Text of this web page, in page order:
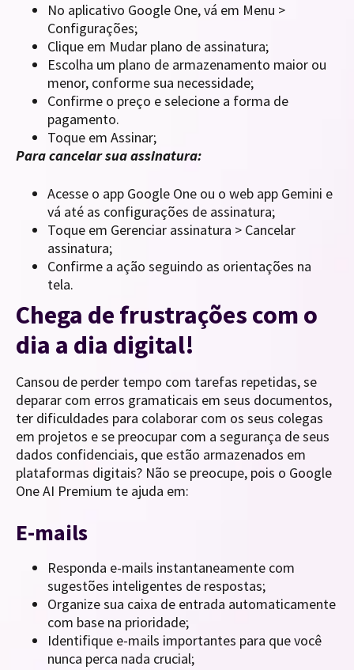
No aplicativo Google One, vá em Menu >
Configurações;
Clique em Mudar plano de assinatura;
Escolha um plano de armazenamento maior ou
menor, conforme sua necessidade;
Confirme o preço e selecione a forma de
pagamento.
Toque em Assinar;
Para cancelar sua assinatura:
Acesse o app Google One ou o web app Gemini e
vá até as configurações de assinatura;
Toque em Gerenciar assinatura > Cancelar
assinatura;
Confirme a ação seguindo as orientações na
tela.
Chega de frustrações com o
dia a dia digital!
Cansou de perder tempo com tarefas repetidas, se
deparar com erros gramaticais em seus documentos,
ter dificuldades para colaborar com os seus colegas
em projetos e se preocupar com a segurança de seus
dados confidenciais, que estão armazenados em
plataformas digitais? Não se preocupe, pois o Google
One AI Premium te ajuda em:
E-mails
Responda e-mails instantaneamente com
sugestões inteligentes de respostas;
Organize sua caixa de entrada automaticamente
com base na prioridade;
Identifique e-mails importantes para que você
nunca perca nada crucial;